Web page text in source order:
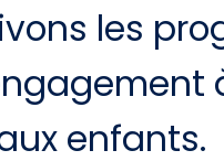
les
enfants.